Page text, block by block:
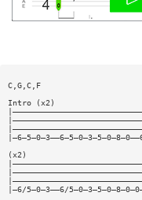
C,G,C,F
Intro (x2)
(x2)
|—6/5—0—3——6/